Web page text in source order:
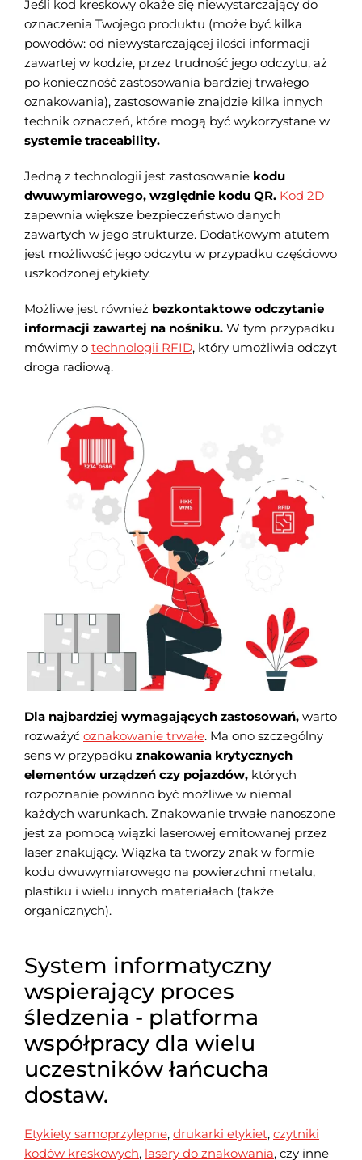
Jeśli kod kreskowy okaże się niewystarczający do
oznaczenia Twojego produktu (może być kilka
powodów: od niewystarczającej ilości informacji
zawartej w kodzie, przez trudność jego odczytu, aż
po konieczność zastosowania bardziej trwałego
oznakowania), zastosowanie znajdzie kilka innych
technik oznaczeń, które mogą być wykorzystane w
systemie traceability.
Jedną z technologii jest zastosowanie kodu
dwuwymiarowego, względnie kodu QR. Kod 2D
zapewnia większe bezpieczeństwo danych
zawartych w jego strukturze. Dodatkowym atutem
jest możliwość jego odczytu w przypadku częściowo
uszkodzonej etykiety.
Możliwe jest również bezkontaktowe odczytanie
informacji zawartej na nośniku. W tym przypadku
mówimy o technologii RFID, który umożliwia odczyt
droga radiową.
Dla najbardziej wymagających zastosowań, warto
rozważyć oznakowanie trwałe. Ma ono szczególny
sens w przypadku znakowania krytycznych
elementów urządzeń czy pojazdów, których
rozpoznanie powinno być możliwe w niemal
każdych warunkach. Znakowanie trwałe nanoszone
jest za pomocą wiązki laserowej emitowanej przez
laser znakujący. Wiązka ta tworzy znak w formie
kodu dwuwymiarowego na powierzchni metalu,
plastiku i wielu innych materiałach (także
organicznych).
System informatyczny
wspierający proces
śledzenia - platforma
współpracy dla wielu
uczestników łańcucha
dostaw.
Etykiety samoprzylepne, drukarki etykiet, czytniki
kodów kreskowych, lasery do znakowania, czy inne